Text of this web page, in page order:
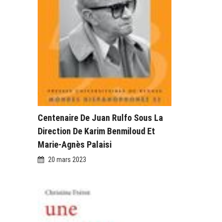
Centenaire De Juan Rulfo Sous La
Direction De Karim Benmiloud Et
Marie-Agnès Palaisi
20 mars 2023